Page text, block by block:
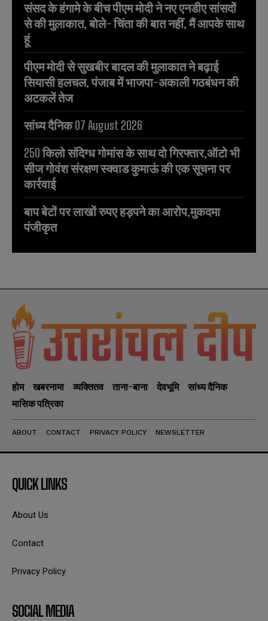
संसद के हंगामे के बीच पीएम मोदी ने नए एनडीए सांसदों
से की मुलाकात, बोले- चिंता की बात नहीं, मैं आपके साथ
हूं
पीएम मोदी से सुखबीर बादल की मुलाकात ने बढ़ाई
सियासी हलचल, पंजाब में भाजपा-अकाली गठबंधन की
अटकलें तेज
सांध्य दैनिक 07 August 2026
250 किलो संदिग्ध गोमांस के साथ दो गिरफ्तार,ऑटो भी
सीज गोवंश संरक्षण स्क्वाड कुमाऊं की एक सूचना पर
कार्रवाई
बाप बेटों पर लाखों रुपए हड़पने का आरोप,मुकदमा
पंजीकृत
होम खबरनामा व्यक्तितव ताना-बाना देवभूमि
सांध्य दैनिक
मासिक पत्रिका
ABOUT CONTACT PRIVACY POLICY NEWSLETTER
QUICK LINKS
About Us
Contact
Privacy Policy
SOCIAL MEDIA